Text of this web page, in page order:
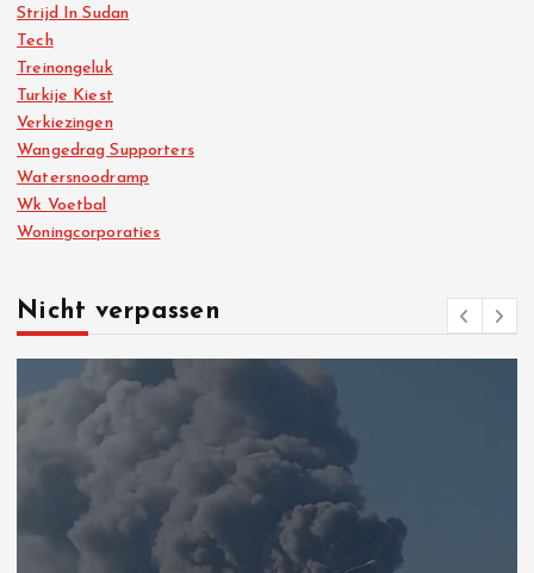
Strijd In Sudan
Tech
Treinongeluk
Turkije Kiest
Verkiezingen
Wangedrag Supporters
Watersnoodramp
Wk Voetbal
Woningcorporaties
Nicht verpassen